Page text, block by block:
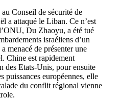
Conseil de sécurité de
a attaqué le Liban. Ce n’est
Du Zhaoyu, a été tué
israéliens d’un
menacé de présenter une
Chine est rapidement
des Etats-Unis, pour ensuite
puissances européennes, elle
du conflit régional vienne